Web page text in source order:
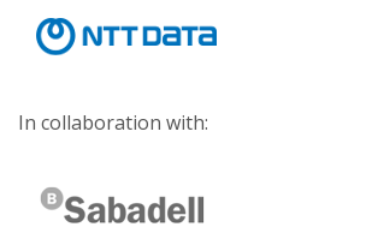
In collaboration with: